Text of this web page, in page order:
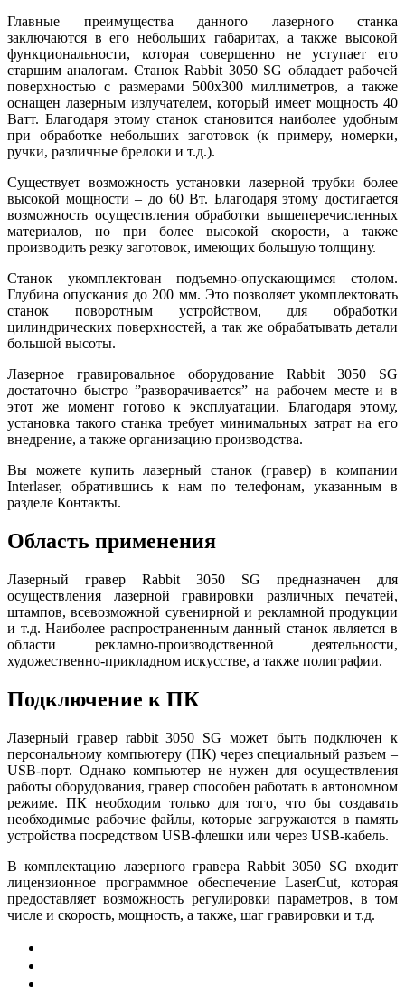
Главные преимущества данного лазерного станка
заключаются в его небольших габаритах, а также высокой
функциональности, которая совершенно не уступает его
старшим аналогам. Станок Rabbit 3050 SG обладает рабочей
поверхностью с размерами 500х300 миллиметров, а также
оснащен лазерным излучателем, который имеет мощность 40
Ватт. Благодаря этому станок становится наиболее удобным
при обработке небольших заготовок (к примеру, номерки,
ручки, различные брелоки и т.д.).
Существует возможность установки лазерной трубки более
высокой мощности – до 60 Вт. Благодаря этому достигается
возможность осуществления обработки вышеперечисленных
материалов, но при более высокой скорости, а также
производить резку заготовок, имеющих большую толщину.
Cтанок укомплектован подъемно-опускающимся столом.
Глубина опускания до 200 мм. Это позволяет укомплектовать
станок поворотным устройством, для обработки
цилиндрических поверхностей, а так же обрабатывать детали
большой высоты.
Лазерное гравировальное оборудование Rabbit 3050 SG
достаточно быстро ”разворачивается” на рабочем месте и в
этот же момент готово к эксплуатации. Благодаря этому,
установка такого станка требует минимальных затрат на его
внедрение, а также организацию производства.
Вы можете купить лазерный станок (гравер) в компании
Interlaser, обратившись к нам по телефонам, указанным в
разделе Контакты.
Область применения
Лазерный гравер Rabbit 3050 SG предназначен для
осуществления лазерной гравировки различных печатей,
штампов, всевозможной сувенирной и рекламной продукции
и т.д. Наиболее распространенным данный станок является в
области рекламно-производственной деятельности,
художественно-прикладном искусстве, а также полиграфии.
Подключение к ПК
Лазерный гравер rabbit 3050 SG может быть подключен к
персональному компьютеру (ПК) через специальный разъем –
USB-порт. Однако компьютер не нужен для осуществления
работы оборудования, гравер способен работать в автономном
режиме. ПК необходим только для того, что бы создавать
необходимые рабочие файлы, которые загружаются в память
устройства посредством USB-флешки или через USB-кабель.
В комплектацию лазерного гравера Rabbit 3050 SG входит
лицензионное программное обеспечение LaserCut, которая
предоставляет возможность регулировки параметров, в том
числе и скорость, мощность, а также, шаг гравировки и т.д.